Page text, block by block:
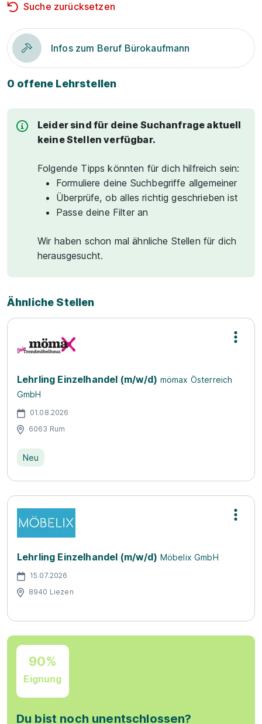
Suche zurücksetzen
Infos zum Beruf Bürokaufmann
0 offene Lehrstellen
Leider sind für deine Suchanfrage aktuell
keine Stellen verfügbar.
Folgende Tipps könnten für dich hilfreich sein:
Formuliere deine Suchbegriffe allgemeiner
Überprüfe, ob alles richtig geschrieben ist
Passe deine Filter an
Wir haben schon mal ähnliche Stellen für dich
herausgesucht.
Ähnliche Stellen
Lehrling Einzelhandel (m/w/d) mömax Österreich
GmbH
01.08.2026
6063 Rum
Neu
Lehrling Einzelhandel (m/w/d) Möbelix GmbH
15.07.2026
8940 Liezen
90%
Eignung
Du bist noch unentschlossen?